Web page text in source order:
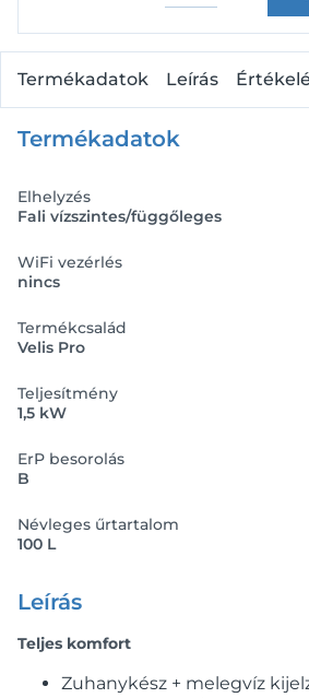
Termékadatok Leírás
Termékadatok
Elhelyzés
Fali vízszintes/függőleges
WiFi vezérlés
nincs
Termékcsalád
Velis Pro
Teljesítmény
1,5 kW
ErP besorolás
B
Névleges űrtartalom
100 L
Leírás
Teljes komfort
Zuhanykész + melegvíz